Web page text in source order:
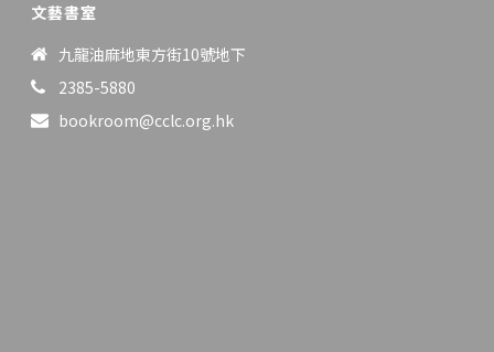
文藝書室
九龍油麻地東方街10號地下
2385-5880
bookroom@cclc.org.hk